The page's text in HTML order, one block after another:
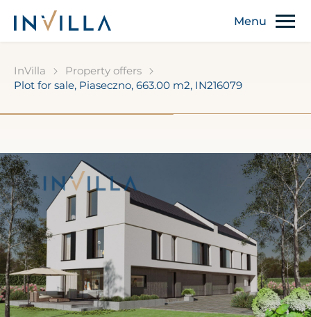
InVilla
Property offers
Plot for sale, Piaseczno, 663.00 m2, IN216079